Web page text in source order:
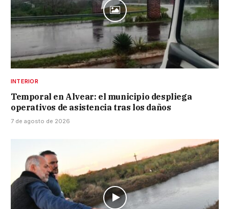
INTERIOR
Temporal en Alvear: el municipio despliega
operativos de asistencia tras los daños
7 de agosto de 2026